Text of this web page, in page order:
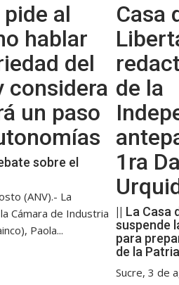
al
hablar
del
considera
un paso
sobre el
(ANV).- La
Cámara de Industria
Paola...
Casa
de la
1ra
|| La Casa
suspende
para
de la Patria
Sucre, 3 de